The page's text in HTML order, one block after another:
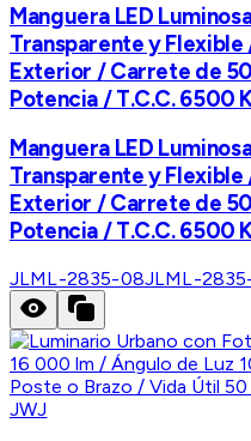
Manguera LED
Transparente y
Exterior / Carrete de
Potencia / T.C.C. 6500
Manguera LED
Transparente y
Exterior / Carrete de
Potencia / T.C.C. 6500
JLML-2835-08JLML-
JWJ